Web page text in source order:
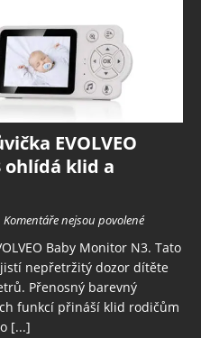
EVOLVEO
ohlídá klid a
Komentáře nejsou povolené
Baby Monitor N3. Tato
nepřetržitý dozor dítěte
Přenosný barevný
funkcí přináší klid rodičům
[...]